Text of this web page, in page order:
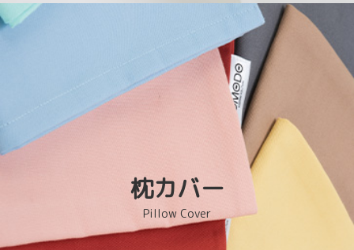
枕カバー
Pillow Cover